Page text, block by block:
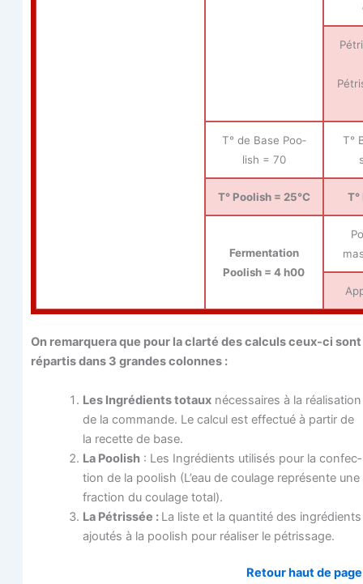
T° de Base Poo­
lish = 70
T°
T° Poo­lish = 25°C T°
Fer­men­ta­tion
Poo­lish = 4 h00
On remar­que­ra que pour la clar­té des cal­culs ceux-ci sont
répar­tis dans 3 grandes colonnes :
Les Ingré­dients totauxnéces­saires à la réa­li­sa­tion
de la com­mande. Le cal­cul est effec­tué à par­tir de
la recette de base.
La Poo­lish: Les Ingré­dients uti­li­sés pour la confec­
tion de la poo­lish (L’eau de cou­lage repré­sente une
frac­tion du cou­lage total).
La Pétris­sée : La liste et la quan­ti­té des ingré­dients
ajou­tés à la poo­lish pour réa­li­ser le pétrissage.
Retour haut de